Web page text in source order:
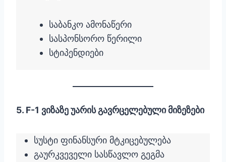
საბანკო ამონაწერი
სასპონსორო წერილი
სტიპენდიები
5. F-1 ვიზაზე უარის გავრცელებული მიზეზები
სუსტი ფინანსური მტკიცებულება
გაურკვეველი სასწავლო გეგმა